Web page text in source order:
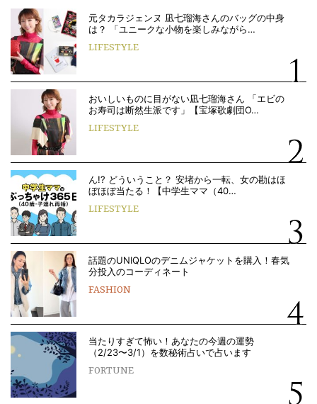
元タカラジェンヌ 凪七瑠海さんのバッグの中身
は？ 「ユニークな小物を楽しみながら…
LIFESTYLE
おいしいものに目がない凪七瑠海さん 「エビの
お寿司は断然生派です」【宝塚歌劇団O…
LIFESTYLE
ん!? どういうこと？ 安堵から一転、女の勘はほ
ぼほぼ当たる！【中学生ママ（40…
LIFESTYLE
話題のUNIQLOのデニムジャケットを購入！春気
分投入のコーディネート
FASHION
当たりすぎて怖い！あなたの今週の運勢
（2/23〜3/1）を数秘術占いで占います
FORTUNE